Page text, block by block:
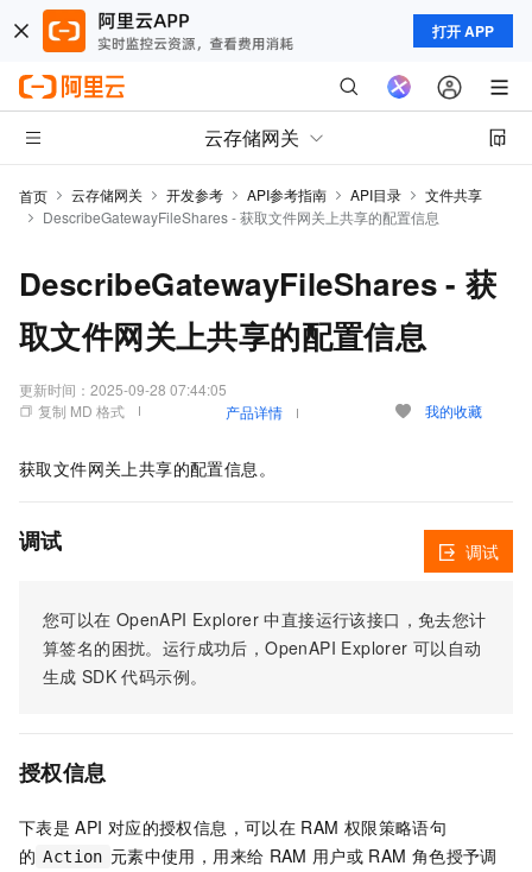
打开 APP
云存储网关
首页 云存储网关 开发参考 API参考指南 API目录
文件共享
DescribeGatewayFileShares - 获取文件网关上共享的配置信息
DescribeGatewayFileShares - 获
取文件网关上共享的配置信息
更新时间： 2025-09-28 07:44:05
复制 MD 格式
产品详情 我的收藏
获取文件网关上共享的配置信息。
调试
您可以在 OpenAPI Explorer 中直接运行该接口，免去您计
算签名的困扰。运行成功后，OpenAPI Explorer 可以自动
生成 SDK 代码示例。
调试
授权信息
下表是 API 对应的授权信息，可以在 RAM 权限策略语句
的 Action 元素中使用，用来给 RAM 用户或 RAM 角色授予调